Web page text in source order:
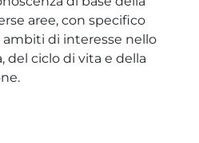
aree, con specifico
di interesse nello
del ciclo di vita e della